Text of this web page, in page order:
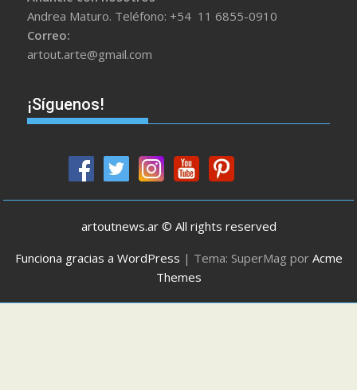
Andrea Maturo. Teléfono: +54 11 6855-0910
Correo:
artout.arte@gmail.com
¡Síguenos!
artoutnews.ar © All rights reserved
Funciona gracias a WordPress | Tema: SuperMag por Acme
Themes